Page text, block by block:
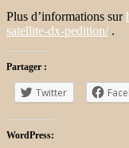
Plus d’informations sur
satellite-dx-pedition/ .
Partager :
Twitter
WordPress: